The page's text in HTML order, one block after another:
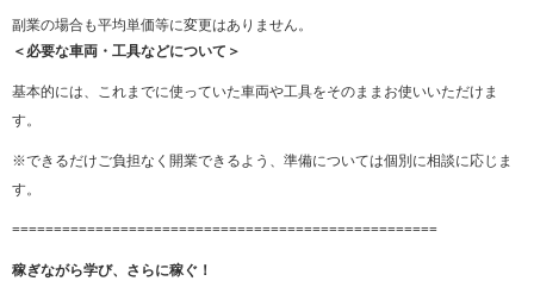
副業の場合も平均単価等に変更はありません。
＜必要な車両・工具などについて＞
基本的には、これまでに使っていた車両や工具をそのままお使いいただけま
す。
※できるだけご負担なく開業できるよう、準備については個別に相談に応じま
す。
===================================================
稼ぎながら学び、さらに稼ぐ！